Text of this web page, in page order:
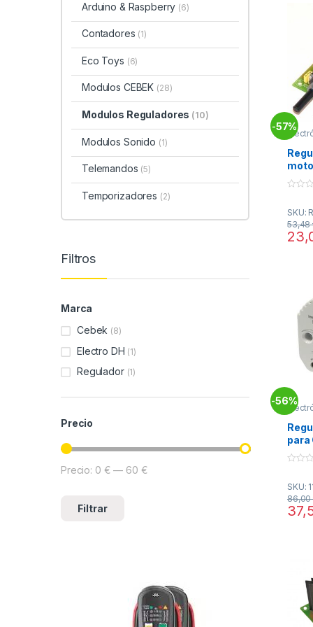
-57%
u
t
o
f
SKU:
53,48
-56%
para
u
t
o
f
SKU:
86,00
Arduino & Raspberry (6)
Contadores (1)
Eco Toys (6)
Modulos CEBEK (28)
Modulos Reguladores (10)
Modulos Sonido (1)
Telemandos (5)
Temporizadores (2)
Filtros
Marca
Cebek (8)
Electro DH (1)
Regulador (1)
Precio
Precio mínimo
Precio máximo
Filtrar
Precio: 0 € — 60 €